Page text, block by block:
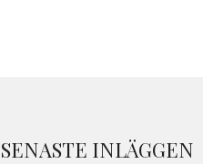
SENASTE INLÄGGEN